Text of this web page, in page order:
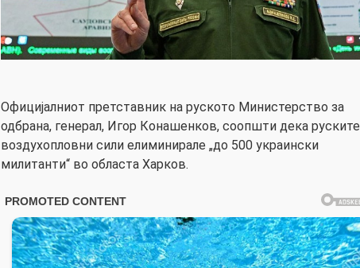
Официјалниот претставник на руското Министерство за
одбрана, генерал, Игор Конашенков, соопшти дека руските
воздухопловни сили елиминирале „до 500 украински
милитанти“ во областа Харков.